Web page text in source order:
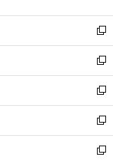
開
く
新
し
い
ウ
ィ
ン
ド
ウ
で
新
し
い
ウ
ィ
ン
ド
新
し
い
ウ
ィ
新
し
い
新